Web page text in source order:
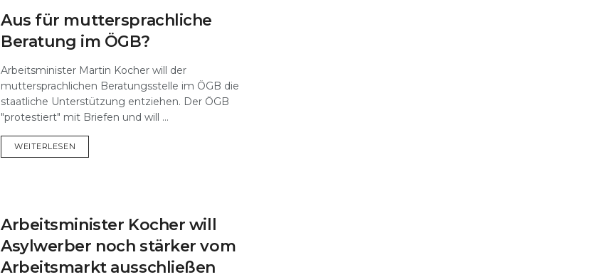
Aus für muttersprachliche
Beratung im ÖGB?
Arbeitsminister Martin Kocher will der
muttersprachlichen Beratungsstelle im ÖGB die
staatliche Unterstützung entziehen. Der ÖGB
"protestiert" mit Briefen und will ...
WEITERLESEN
Arbeitsminister Kocher will
Asylwerber noch stärker vom
Arbeitsmarkt ausschließen